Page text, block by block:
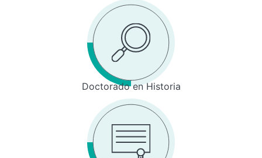
Doctorado en Historia